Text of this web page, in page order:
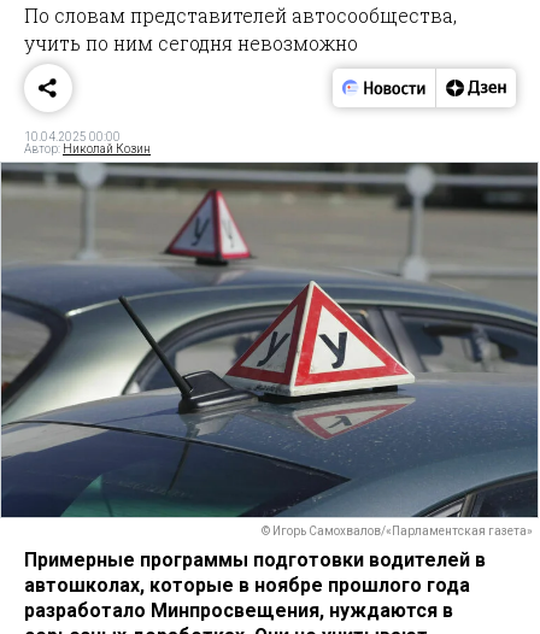
По словам представителей автосообщества,
учить по ним сегодня невозможно
10.04.2025 00:00
Автор: Николай Козин
© Игорь Самохвалов/«Парламентская газета»
Примерные программы подготовки водителей в
автошколах, которые в ноябре прошлого года
разработало Минпросвещения, нуждаются в